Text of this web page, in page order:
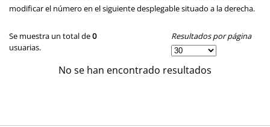
modificar el número en el siguiente desplegable situado a la derecha.
Se muestra un total de0
usuarias.
Resultados por página
No se han encontrado resultados